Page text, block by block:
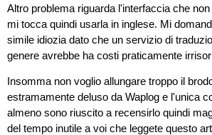
Altro problema riguarda l'interfaccia che
mi tocca quindi usarla in inglese. Mi
simile idiozia dato che un servizio di
genere avrebbe ha costi praticamente
Insomma non voglio allungare troppo il
estramamente deluso da Waplog e l'unica
almeno sono riuscito a recensirlo quindi
del tempo inutile a voi che leggete questo